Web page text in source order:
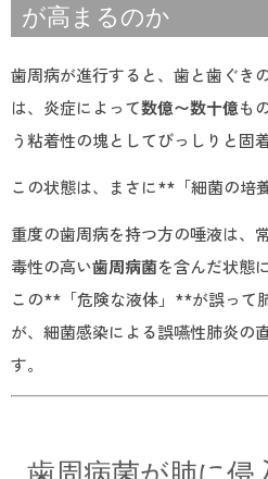
が高まるのか
歯周病が進行すると、歯と歯ぐき
は、炎症によって数億〜数十億も
う粘着性の塊としてびっしりと固
この状態は、まさに**「細菌の培
重度の歯周病を持つ方の唾液は、
毒性の高い歯周病菌を含んだ状態
この**「危険な液体」**が誤って
が、細菌感染による誤嚥性肺炎の
す。